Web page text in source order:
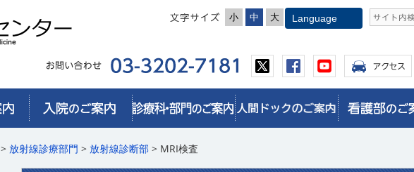
小 中 大
>放射線診療部門 >放射線診断部 > MRI検査